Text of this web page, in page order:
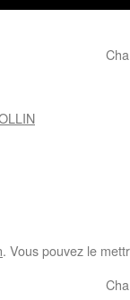
. Vous pouvez le